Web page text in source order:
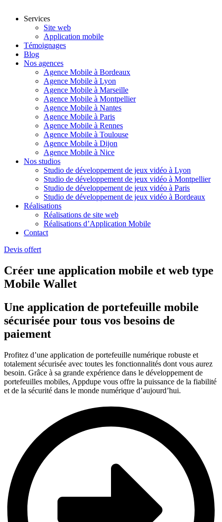
Services
Site web
Application mobile
Témoignages
Blog
Nos agences
Agence Mobile à Bordeaux
Agence Mobile à Lyon
Agence Mobile à Marseille
Agence Mobile à Montpellier
Agence Mobile à Nantes
Agence Mobile à Paris
Agence Mobile à Rennes
Agence Mobile à Toulouse
Agence Mobile à Dijon
Agence Mobile à Nice
Nos studios
Studio de développement de jeux vidéo à Lyon
Studio de développement de jeux vidéo à Montpellier
Studio de développement de jeux vidéo à Paris
Studio de développement de jeux vidéo à Bordeaux
Réalisations
Réalisations de site web
Réalisations d’Application Mobile
Contact
Devis offert
Créer une application mobile et web type
Mobile Wallet
Une application de portefeuille mobile
sécurisée pour tous vos besoins de
paiement
Profitez d’une application de portefeuille numérique robuste et
totalement sécurisée avec toutes les fonctionnalités dont vous aurez
besoin. Grâce à sa grande expérience dans le développement de
portefeuilles mobiles, Appdupe vous offre la puissance de la fiabilité
et de la sécurité dans le monde numérique d’aujourd’hui.